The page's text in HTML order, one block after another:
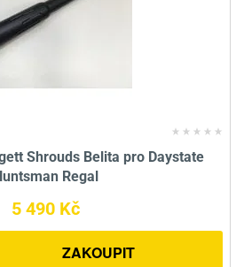
Shrouds Belita pro Daystate
Regal
5 490 Kč
ZAKOUPIT